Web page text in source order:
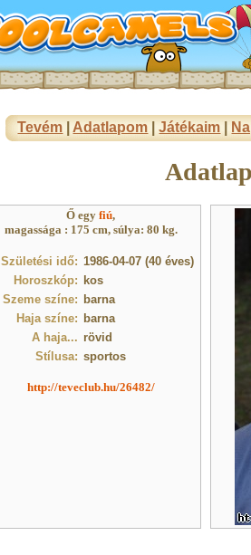
Tevém Adatlapom |Játékaim
Ő egyfiú,
magassága : 175 cm, súlya: 80 kg.
Születési idő: 1986-04-07 (40 éves)
Horoszkóp: kos
Szeme színe: barna
Haja színe: barna
A haja... rövid
Stílusa: sportos
http://teveclub.hu/26482/